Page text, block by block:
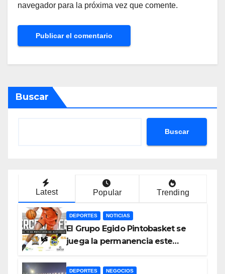
navegador para la próxima vez que comente.
Buscar
Buscar
Latest Popular Trending
DEPORTES NOTICIAS
El Grupo Egido Pintobasket se
juega la permanencia este
Asturias
DEPORTES NEGOCIOS